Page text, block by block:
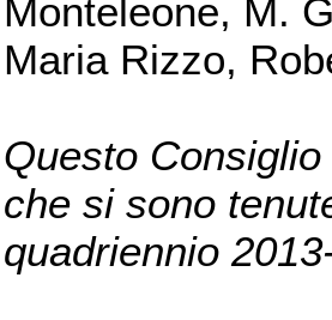
Monteleone, M.
Maria Rizzo,
Questo
che si sono
quadriennio